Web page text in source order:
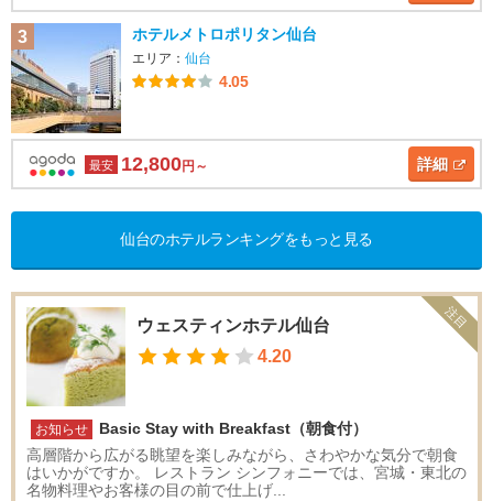
3 ホテルメトロポリタン仙台
エリア： 仙台
4.05
最安 12,800円～ 詳細
仙台のホテルランキングをもっと見る
ウェスティンホテル仙台
4.20
お知らせ
Basic Stay with Breakfast（朝食付）
高層階から広がる眺望を楽しみながら、さわやかな気分で朝食
はいかがですか。 レストラン シンフォニーでは、宮城・東北の
名物料理やお客様の目の前で仕上げ...
注目